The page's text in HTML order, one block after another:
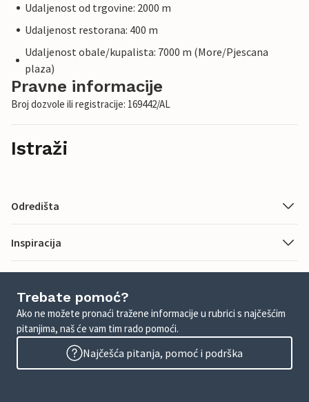
Udaljenost od trgovine: 2000 m
Udaljenost restorana: 400 m
Udaljenost obale/kupalista: 7000 m (More/Pjescana
plaza)
Pravne informacije
Broj dozvole ili registracije: 169442/AL
Istraži
Odredišta
Inspiracija
Trebate pomoć?
Ako ne možete pronaći tražene informacije u rubrici s najčešćim
pitanjima, naš će vam tim rado pomoći.
Najčešća pitanja, pomoć i podrška